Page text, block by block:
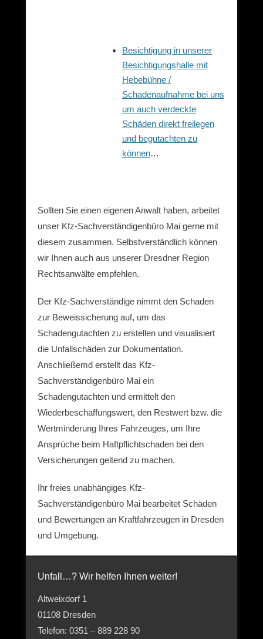
Besichtigung in unserer
Besichtigungshalle mit
Hebebühne /
Schadenaufnahme bei uns
um auch verdeckte
Schäden direkt freilegen
und begutachten zu
können…
Sollten Sie einen eigenen Anwalt haben, arbeitet
unser Kfz-Sachverständigenbüro Mai gerne mit
diesem zusammen. Selbstverständlich können
wir Ihnen auch aus unserer Dresdner Region
Rechtsanwälte empfehlen.
Der Kfz-Sachverständige nimmt den Schaden
zur Beweissicherung auf, um das
Schadengutachten zu erstellen und visualisiert
die Unfallschäden zur Dokumentation.
Anschließemd erstellt das Kfz-
Sachverständigenbüro Mai ein
Schadengutachten und ermittelt den
Wiederbeschaffungswert, den Restwert bzw. die
Wertminderung Ihres Fahrzeuges, um Ihre
Ansprüche beim Haftpflichtschaden bei den
Versicherungen geltend zu machen.
Ihr freies unabhängiges Kfz-
Sachverständigenbüro Mai bearbeitet Schäden
und Bewertungen an Kraftfahrzeugen in Dresden
und Umgebung.
Unfall…? Wir helfen Ihnen weiter!
Altweixdorf 1
01108 Dresden
Telefon: 0351 – 889 228 90